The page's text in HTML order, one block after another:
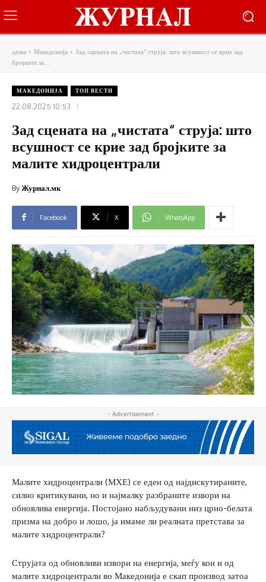
дома Македонија
Зад сцената на „чистата“ струја: што всушност се крие зад
бројките за...
МАКЕДОНИЈА ТОП ВЕСТИ
22.08.2025 10:53
Зад сцената на „чистата“ струја: што
всушност се крие зад бројките за
малите хидроцентрали
ByЖурнал.мк
Facebook X WhatsApp
- Advertisement -
Малите хидроцентрали (МХЕ) се еден од најдискутираните,
силно критикувани, но и најмалку разбраните извори на
обновлива енергија. Постојано набљудувани низ црно-белата
призма на добро и лошо, ја имаме ли реалната претстава за
малите хидроцентрали?
Струјата од обновливи извори на енергија, меѓу кои и од
малите хидроцентрали во Македонија е скап производ затоа